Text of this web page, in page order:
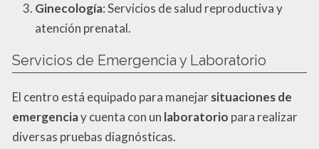
Ginecología: Servicios de salud reproductiva y
atención prenatal.
Servicios de Emergencia y Laboratorio
El centro está equipado para manejarsituaciones de
emergenciay cuenta con un laboratorio para realizar
diversas pruebas diagnósticas.